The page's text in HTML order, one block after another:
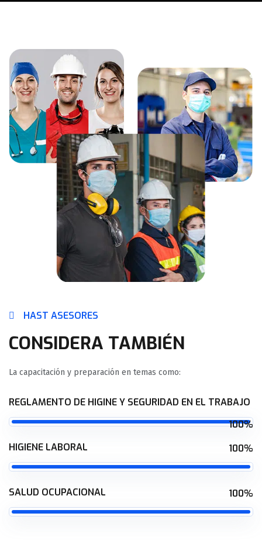
HAST ASESORES
CONSIDERA TAMBIÉN
La capacitación y preparación en temas como:
REGLAMENTO DE HIGINE Y SEGURIDAD EN EL TRABAJO
100%
HIGIENE LABORAL
100%
SALUD OCUPACIONAL 100%